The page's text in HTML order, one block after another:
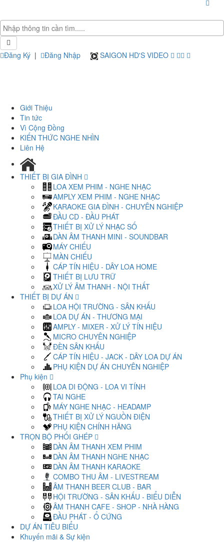
Đăng Ký | Đăng Nhập SAIGON HD'S VIDEO
Giới Thiệu
Tin tức
Vì Cộng Đồng
KIẾN THỨC NGHE NHÌN
Liên Hệ
THIẾT BỊ GIA ĐÌNH
LOA XEM PHIM - NGHE NHẠC
AMPLY XEM PHIM - NGHE NHẠC
KARAOKE GIA ĐÌNH - CHUYÊN NGHIỆP
ĐẦU CD - ĐẦU PHÁT
THIẾT BỊ XỬ LÝ NHẠC SỐ
DÀN ÂM THANH MINI - SOUNDBAR
MÁY CHIẾU
MÀN CHIẾU
CÁP TÍN HIỆU - DÂY LOA HOME
THIẾT BỊ LƯU TRỮ
XỬ LÝ ÂM THANH - NỘI THẤT
THIẾT BỊ DỰ ÁN
LOA HỘI TRƯỜNG - SÂN KHẤU
LOA DỰ ÁN - THƯƠNG MẠI
AMPLY - MIXER - XỬ LÝ TÍN HIỆU
MICRO CHUYÊN NGHIỆP
ĐÈN SÂN KHẤU
CÁP TÍN HIỆU - JACK - DÂY LOA DỰ ÁN
PHỤ KIỆN DỰ ÁN CHUYÊN NGHIỆP
Phụ kiện
LOA DI ĐỘNG - LOA VI TÍNH
TAI NGHE
MÁY NGHE NHẠC - HEADAMP
THIẾT BỊ XỬ LÝ NGUỒN ĐIỆN
PHỤ KIỆN CHÍNH HÃNG
TRỌN BỘ PHỐI GHÉP
DÀN ÂM THANH XEM PHIM
DÀN ÂM THANH NGHE NHẠC
DÀN ÂM THANH KARAOKE
COMBO THU ÂM - LIVESTREAM
ÂM THANH BEER CLUB - BAR
HỘI TRƯỜNG - SÂN KHẤU - BIỂU DIỄN
ÂM THANH CAFE - SHOP - NHÀ HÀNG
ĐẦU PHÁT - Ổ CỨNG
DỰ ÁN TIÊU BIỂU
Khuyến mãi & Sự kiện